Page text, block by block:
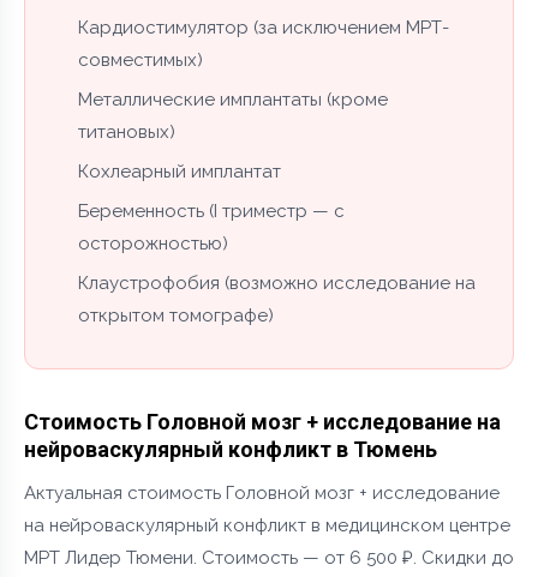
Кардиостимулятор (за исключением МРТ-
совместимых)
Металлические имплантаты (кроме
титановых)
Кохлеарный имплантат
Беременность (I триместр — с
осторожностью)
Клаустрофобия (возможно исследование на
открытом томографе)
Стоимость Головной мозг + исследование на
нейроваскулярный конфликт в Тюмень
Актуальная стоимость Головной мозг + исследование
на нейроваскулярный конфликт в медицинском центре
МРТ Лидер Тюмени. Стоимость — от 6 500 ₽. Скидки до